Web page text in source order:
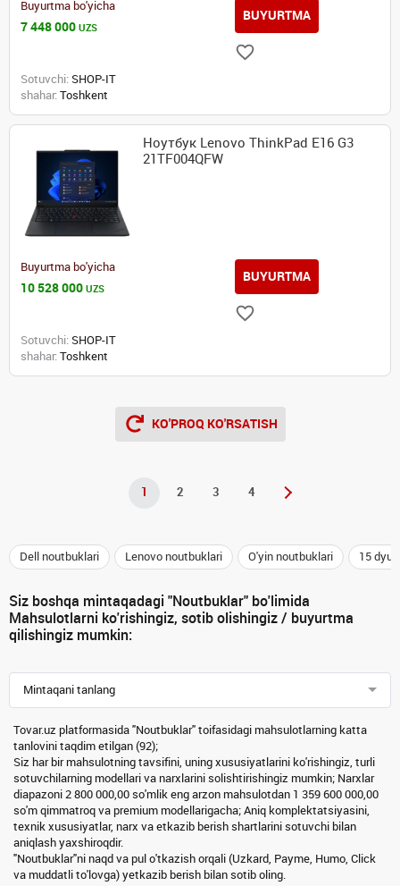
Buyurtma bo'yicha
7 448 000 UZS
BUYURTMA
Sotuvchi: SHOP-IT
shahar: Toshkent
Ноутбук Lenovo ThinkPad E16 G3
21TF004QFW
Buyurtma bo'yicha
10 528 000 UZS
BUYURTMA
Sotuvchi: SHOP-IT
shahar: Toshkent
KO'PROQ KO'RSATISH
1 2 3 4
Dell noutbuklari Lenovo noutbuklari O'yin noutbuklari 15
Siz boshqa mintaqadagi "Noutbuklar" bo'limida
Mahsulotlarni ko'rishingiz, sotib olishingiz / buyurtma
qilishingiz mumkin:
Mintaqani tanlang
Tovar.uz platformasida "Noutbuklar" toifasidagi mahsulotlarning katta
tanlovini taqdim etilgan (92);
Siz har bir mahsulotning tavsifini, uning xususiyatlarini ko'rishingiz, turli
sotuvchilarning modellari va narxlarini solishtirishingiz mumkin; Narxlar
diapazoni 2 800 000,00 so'mlik eng arzon mahsulotdan 1 359 600 000,00
so'm qimmatroq va premium modellarigacha; Aniq komplektatsiyasini,
texnik xususiyatlar, narx va etkazib berish shartlarini sotuvchi bilan
aniqlash yaxshiroqdir.
"Noutbuklar"ni naqd va pul o'tkazish orqali (Uzkard, Payme, Humo, Click
va muddatli to'lovga) yetkazib berish bilan sotib oling.